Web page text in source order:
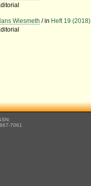
Wiesmeth / in Heft 19 (2018)
7061